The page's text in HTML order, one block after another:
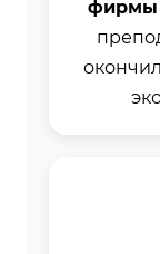
фирмы